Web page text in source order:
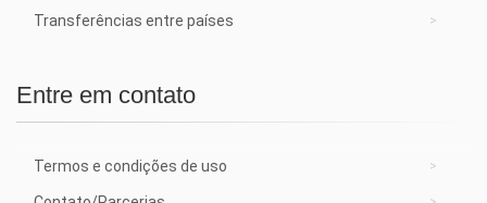
Transferências entre países
Entre em contato
Termos e condições de uso